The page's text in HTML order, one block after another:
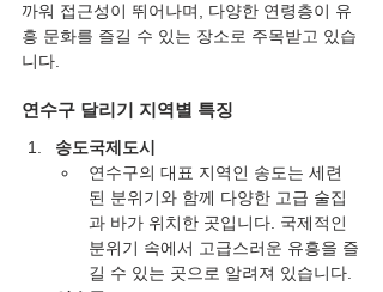
까워 접근성이 뛰어나며, 다양한 연령층이 유
흥 문화를 즐길 수 있는 장소로 주목받고 있습
니다.
연수구 달리기 지역별 특징
송도국제도시
연수구의 대표 지역인 송도는 세련
된 분위기와 함께 다양한 고급 술집
과 바가 위치한 곳입니다. 국제적인
분위기 속에서 고급스러운 유흥을 즐
길 수 있는 곳으로 알려져 있습니다.